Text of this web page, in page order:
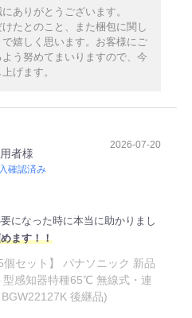
ありがとうございます。
たとのこと、また梱包に関し
嬉しく思います。お客様にご
う努めてまいりますので、今
げます。
者様
確認済み
2026-07-20
になった時に本当に助かりまし
ます！！
セット】 パナソニック 新品
型感知器特種65℃ 無線式・連
後継品)